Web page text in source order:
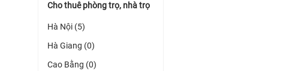
Cho thuê phòng trọ, nhà trọ
Hà Nội (5)
Hà Giang (0)
Cao Bằng (0)